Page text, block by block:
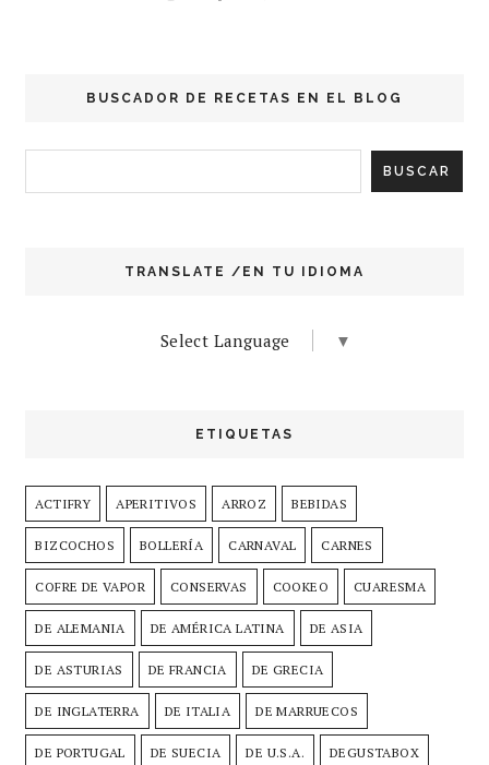
BUSCADOR DE RECETAS EN EL BLOG
TRANSLATE /EN TU IDIOMA
Select Language ▼
ETIQUETAS
ACTIFRY APERITIVOS ARROZ BEBIDAS
BIZCOCHOS BOLLERÍA CARNAVAL CARNES
COFRE DE VAPOR CONSERVAS COOKEO CUARESMA
DE ALEMANIA DE AMÉRICA LATINA DE ASIA
DE ASTURIAS DE FRANCIA DE GRECIA
DE INGLATERRA DE ITALIA DE MARRUECOS
DE PORTUGAL DE SUECIA DE U.S.A. DEGUSTABOX